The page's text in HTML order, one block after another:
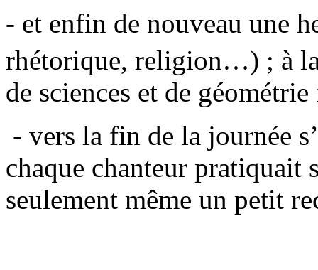
- et enfin de nouveau une
rhétorique, religion…) ; à
de sciences et de
- vers la fin de la journée
chaque chanteur pratiquait
seulement même un petit